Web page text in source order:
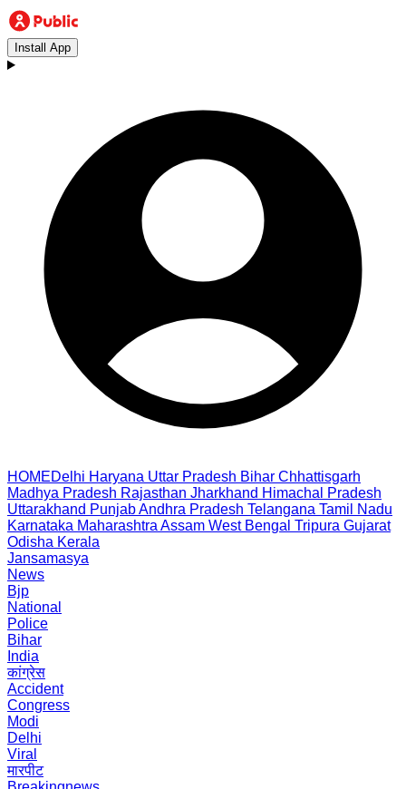
Install App
HOMEDelhi Haryana Uttar Pradesh Bihar Chhattisgarh
Madhya Pradesh Rajasthan Jharkhand Himachal Pradesh
Uttarakhand PunjabAndhra Pradesh Telangana Tamil Nadu
Karnataka Maharashtra Assam West Bengal Tripura Gujarat
Odisha Kerala
Jansamasya
News
Bjp
National
Police
Bihar
India
कांग्रेस
Accident
Congress
Modi
Delhi
Viral
मारपीट